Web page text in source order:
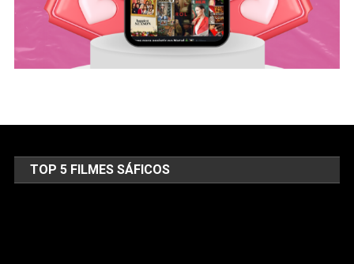
TOP 5 FILMES SÁFICOS